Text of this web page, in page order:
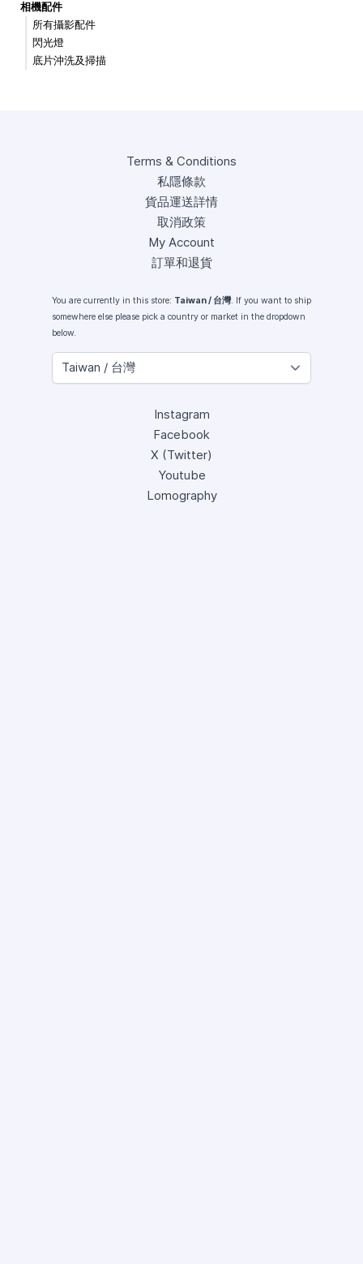
相機配件
所有攝影配件
閃光燈
底片沖洗及掃描
Terms & Conditions
私隱條款
貨品運送詳情
取消政策
My Account
訂單和退貨
You are currently in this store: Taiwan / 台灣. If you want to ship
somewhere else please pick a country or market in the dropdown
below.
Instagram
Facebook
X (Twitter)
Youtube
Lomography